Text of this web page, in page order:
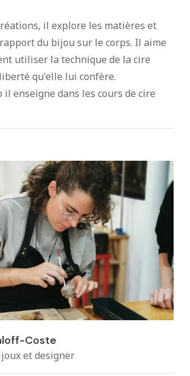
il explore les matières et
du bijou sur le corps. Il aime
utiliser la technique de la cire
qu'elle lui confère.
il enseigne dans les cours de cire
Coste
et designer